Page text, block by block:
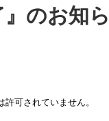
』のお知ら